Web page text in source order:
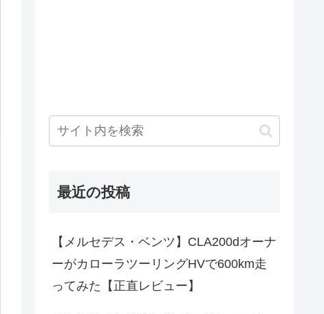
最近の投稿
【メルセデス・ベンツ】CLA200dオーナ
ーがカローラツーリングHVで600km走
ってみた【正直レビュー】